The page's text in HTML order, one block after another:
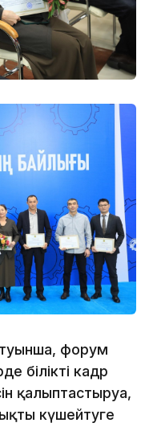
форум
білікті кадр
қалыптастыруға,
күшейтуге